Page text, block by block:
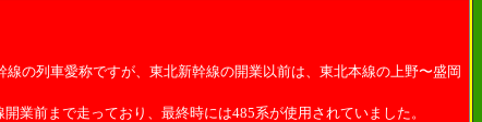
の列車愛称ですが、東北新幹線の開業以前は、東北本線の上野〜盛岡
業前まで走っており、最終時には485系が使用されていました。